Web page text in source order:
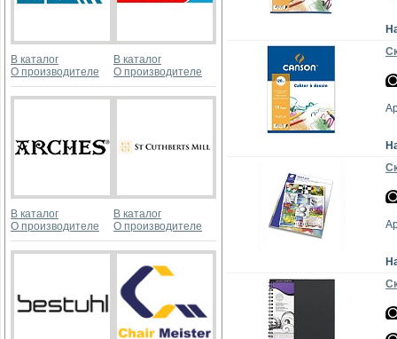
В каталог
О производителе
В каталог
О производителе
В каталог
О производителе
В каталог
О производителе